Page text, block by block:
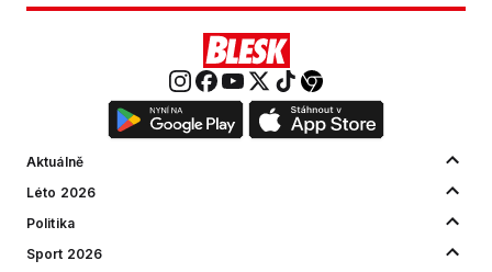
Aktuálně
Léto 2026
Politika
Sport 2026